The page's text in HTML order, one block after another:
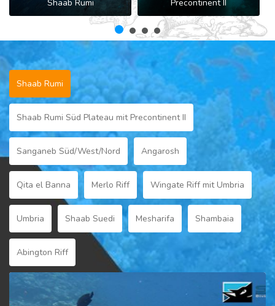
Shaab Rumi Precontinent II
Shaab Rumi
Shaab Rumi Süd Plateau mit Precontinent II
Sanganeb Süd/West/Nord Angarosh
Qita el Banna Merlo Riff Wingate Riff mit Umbria
Umbria Shaab Suedi Mesharifa Shambaia
Abington Riff